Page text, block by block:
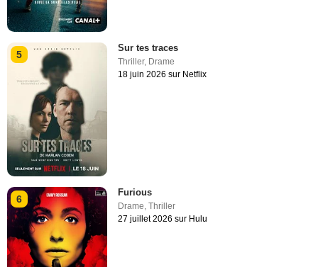
5
Sur tes traces
Thriller, Drame
18 juin 2026 sur Netflix
6
Furious
Drame ,Thriller
27 juillet 2026 sur Hulu